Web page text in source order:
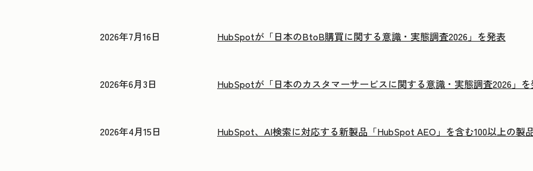
2026年7月16日 HubSpotが「日本のBtoB購買に関する意識・実態調査2026」を発表
2026年6月3日 HubSpotが「日本のカスタマーサービスに関する意識・実態調査2026」
2026年4月15日 HubSpot、AI検索に対応する新製品「HubSpot AEO」を含む100以上の製